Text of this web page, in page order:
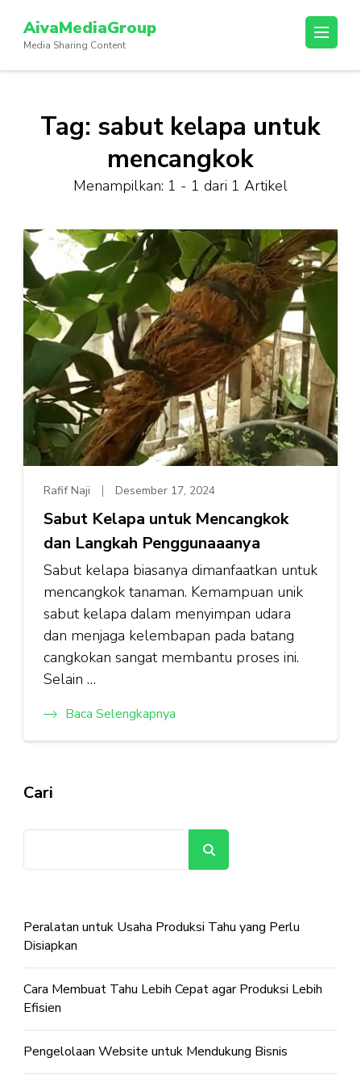
konten
(Tekan
AivaMediaGroup
Media Sharing Content
Tag: sabut kelapa untuk
mencangkok
Menampilkan: 1 - 1 dari 1 Artikel
Rafif Naji Desember 17, 2024
Sabut Kelapa untuk Mencangkok
dan Langkah Penggunaaanya
Sabut kelapa biasanya dimanfaatkan untuk
mencangkok tanaman. Kemampuan unik
sabut kelapa dalam menyimpan udara
dan menjaga kelembapan pada batang
cangkokan sangat membantu proses ini.
Selain …
Baca Selengkapnya
Cari
Peralatan untuk Usaha Produksi Tahu yang Perlu
Disiapkan
Cara Membuat Tahu Lebih Cepat agar Produksi Lebih
Efisien
Pengelolaan Website untuk Mendukung Bisnis